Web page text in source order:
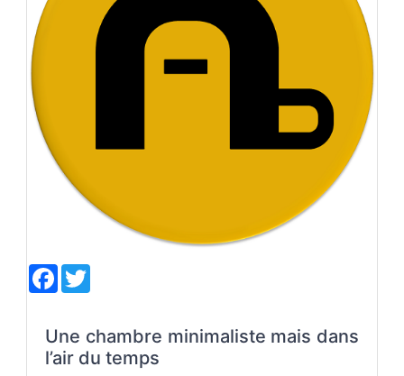
F
a
b
o
o
t
e
r
Une chambre minimaliste mais dans
l’air du temps